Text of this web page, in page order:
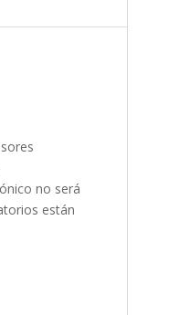
no será
están